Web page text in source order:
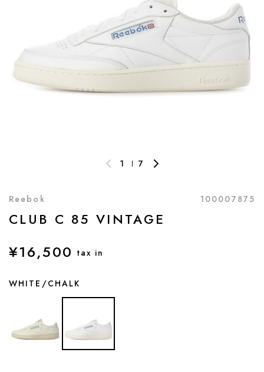
1 7
Reebok 100007875
CLUB C 85 VINTAGE
¥16,500 tax in
WHITE/CHALK